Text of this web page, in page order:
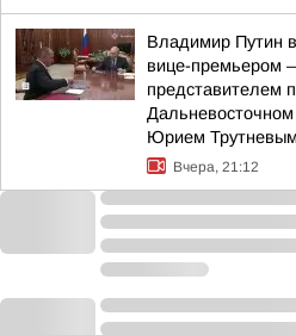
Владимир Путин
вице-премьером
представителем
Юрием Трутневым
Вчера, 21:12